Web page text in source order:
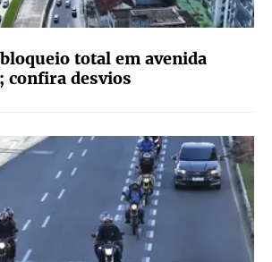
total em avenida
confira desvios